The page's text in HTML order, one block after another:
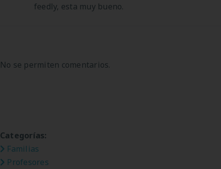
feedly, esta muy bueno.
No se permiten comentarios.
Categorías:
Familias
Profesores